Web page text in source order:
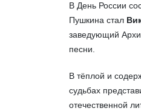
В День России
Пушкина стал
заведующий
песни.
В тёплой и
судьбах
отечественной